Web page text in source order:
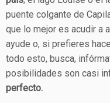
puente colgante de
que lo mejor es acudir a
ayude o, si prefieres
todo esto, busca,
posibilidades son casi
perfecto.